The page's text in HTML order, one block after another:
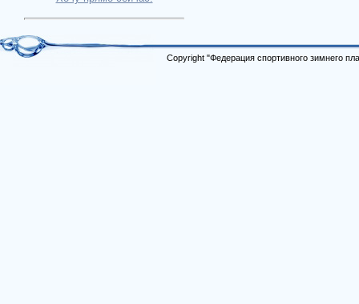
Copyright "Федерация спортивного зимнего